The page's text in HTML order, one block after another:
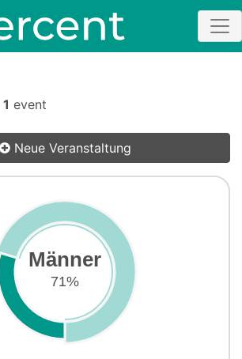
1 event
Neue Veranstaltung
Männer
71%